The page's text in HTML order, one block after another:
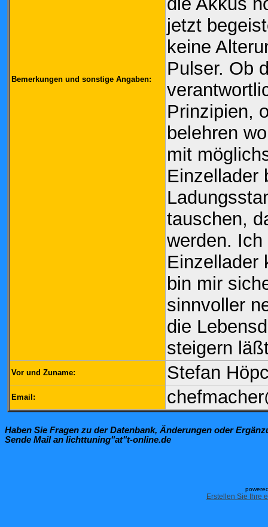
Bemerkungen und sonstige Angaben:
jetzt
keine
Pulser. Ob
Prinzipien,
belehren
mit
Einzellader
tauschen,
werden.
Einzellader
bin mir
sinnvoller
die
steigern
Vor und Zuname: Stefan
Email:
Haben Sie Fragen zu der Datenbank, Änderungen oder
Sende Mail an lichttuning"at"t-online.de
Erstellen Sie Ihre